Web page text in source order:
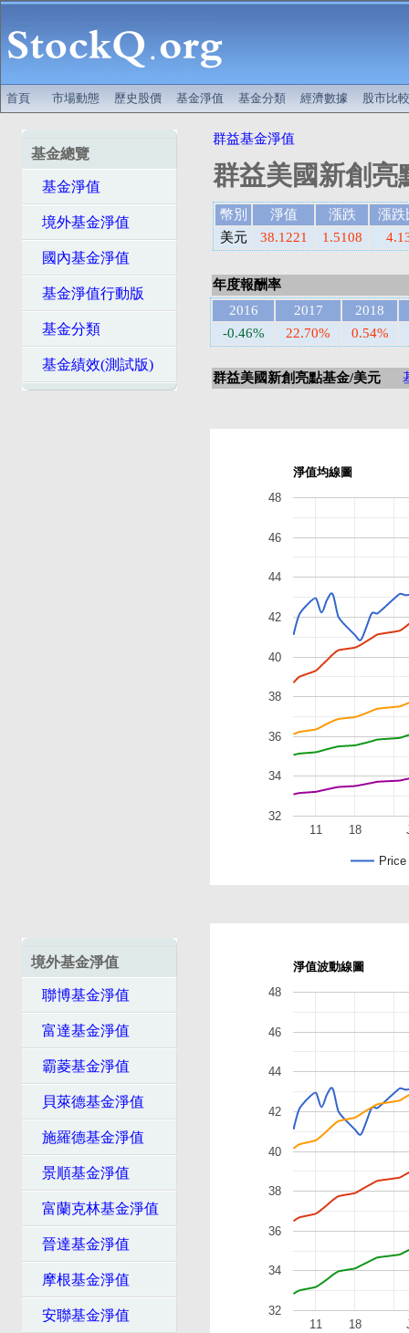
首頁 市場動態 歷史股價 基金淨值 基金分類 經濟數據 股市比較
基金總覽
基金淨值
境外基金淨值
國內基金淨值
基金淨值行動版
基金分類
基金績效(測試版)
境外基金淨值
聯博基金淨值
富達基金淨值
霸菱基金淨值
貝萊德基金淨值
施羅德基金淨值
景順基金淨值
富蘭克林基金淨值
晉達基金淨值
摩根基金淨值
安聯基金淨值
群益基金淨值
群益美國新創亮
幣別 淨值 漲跌
漲跌
美元
38.1221 1.5108
年度報酬率
2016
2017
2018
-0.46%
22.70% 0.54%
群益美國新創亮點基金/美元
淨值均線圖
Price
11 18
32
34
36
38
40
42
44
46
48
淨值波動線圖
11 18
32
34
36
38
40
42
44
46
48